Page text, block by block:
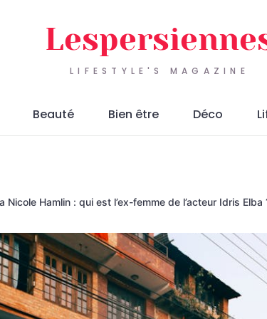
LIFESTYLE'S MAGAZINE
Beauté Bien être Déco
Nicole Hamlin : qui est l’ex-femme de l’acteur Idris Elba